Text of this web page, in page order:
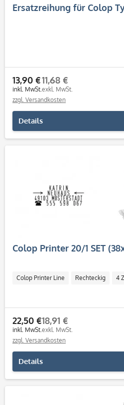
Ersatzreihung für Colop
13,90 €
inkl. MwSt.
11,68 €
exkl. MwSt.
zzgl. Versandkosten
Details
Colop Printer 20/1 SET
Colop Printer Line Rechteckig 4
22,50 €
inkl. MwSt.
18,91 €
exkl. MwSt.
zzgl. Versandkosten
Details